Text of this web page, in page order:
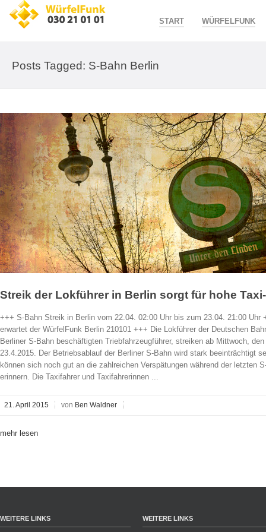
START WÜRFELFUNK
Posts Tagged: S-Bahn Berlin
Streik der Lokführer in Berlin sorgt für hohe
+++ S-Bahn Streik in Berlin vom 22.04. 02:00 Uhr bis zum 23.04. 21:00 Uhr
erwartet der WürfelFunk Berlin 210101 +++ Die Lokführer der Deutschen
Berliner S-Bahn beschäftigten Triebfahrzeugführer, streiken ab Mittwoch,
23.4.2015. Der Betriebsablauf der Berliner S-Bahn wird stark beeinträchtigt
können sich noch gut an die zahlreichen Verspätungen während der letzten
erinnern. Die Taxifahrer und Taxifahrerinnen ...
21. April 2015 von Ben Waldner
mehr lesen
WEITERE LINKS WEITERE LINKS